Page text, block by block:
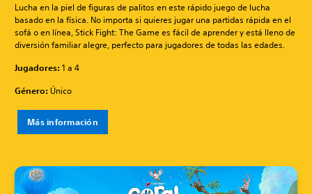
Lucha en la piel de figuras de palitos en este rápido juego de lucha
basado en la física. No importa si quieres jugar una partidas rápida en el
sofá o en línea, Stick Fight: The Game es fácil de aprender y está lleno de
diversión familiar alegre, perfecto para jugadores de todas las edades.
Jugadores:1 a 4
Género:Único
Más información